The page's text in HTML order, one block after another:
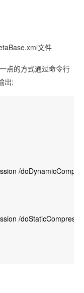
文件
点的方式通过命令行
出:
/
/